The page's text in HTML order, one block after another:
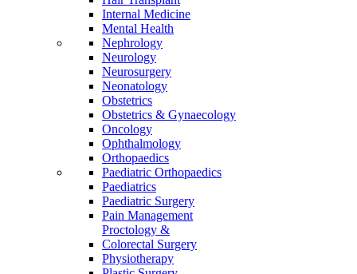
Internal Medicine
Mental Health
Nephrology
Neurology
Neurosurgery
Neonatology
Obstetrics
Obstetrics & Gynaecology
Oncology
Ophthalmology
Orthopaedics
Paediatric Orthopaedics
Paediatrics
Paediatric Surgery
Pain Management
Proctology &
Colorectal Surgery
Physiotherapy